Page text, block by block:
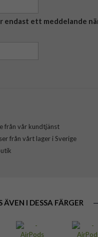
endast ett meddelande
från vår kundtjänst
från vårt lager i Sverige
ÄVEN I DESSA FÄRGER